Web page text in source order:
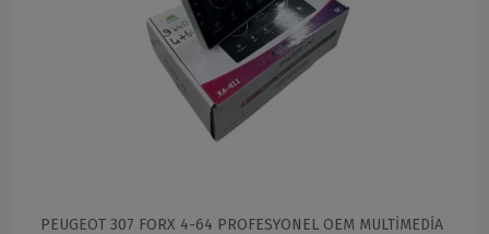
PEUGEOT 307 FORX 4-64 PROFESYONEL OEM MULTİMEDİA